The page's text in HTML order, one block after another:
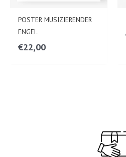
POSTER MUSIZIERENDER
ENGEL
€22,00